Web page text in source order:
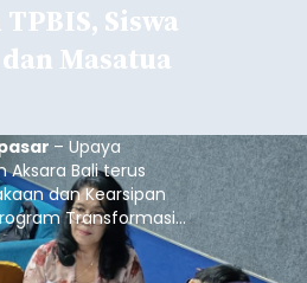
Siswa
Masatua
– Upaya
Aksara Bali terus
dan Kearsipan
Transformasi
Sosial (TPBIS).
kelas IV dan V SD